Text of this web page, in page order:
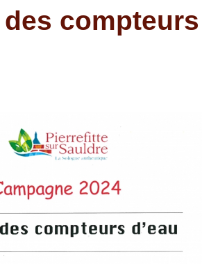
des compteurs